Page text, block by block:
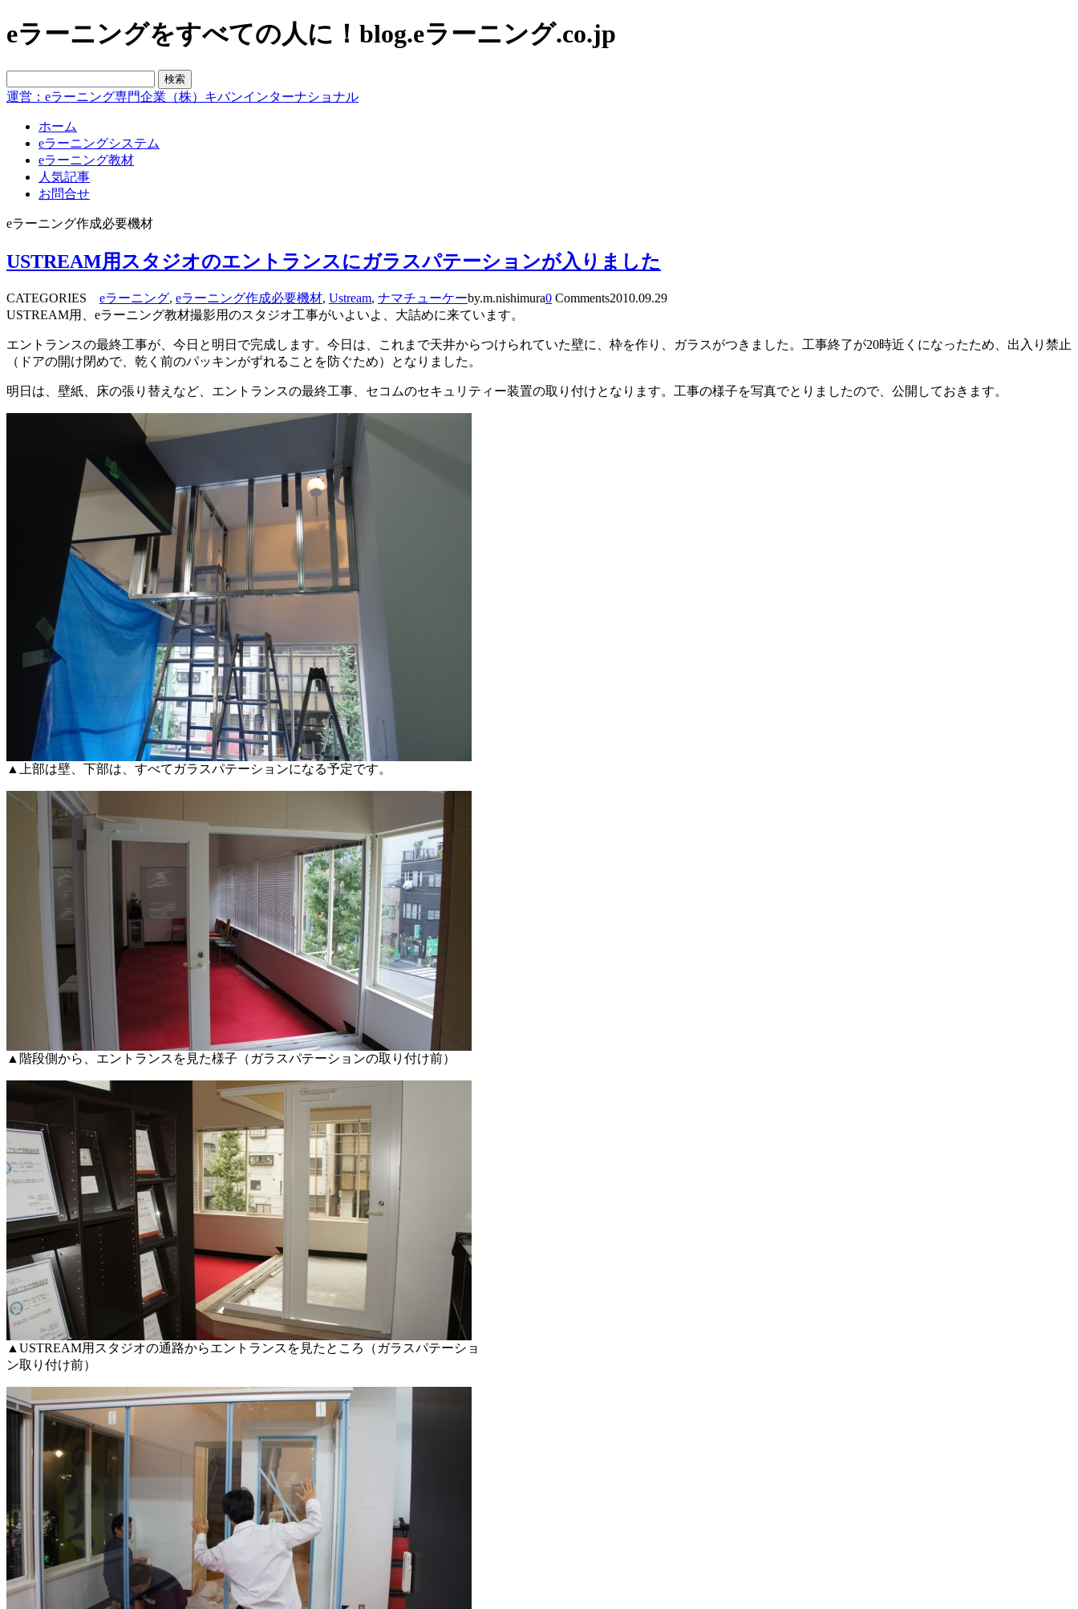
eラーニングをすべての人に！blog.eラーニング.co.jp
運営：eラーニング専門企業（株）キバンインターナショナル
ホーム
eラーニングシステム
eラーニング教材
人気記事
お問合せ
eラーニング作成必要機材
USTREAM用スタジオのエントランスにガラスパテーションが入りました
CATEGORIES eラーニング, eラーニング作成必要機材, Ustream, ナマチューケーby.m.nishimura0 Comments2010.09.29
USTREAM用、eラーニング教材撮影用のスタジオ工事がいよいよ、大詰めに来ています。
エントランスの最終工事が、今日と明日で完成します。今日は、これまで天井からつけられていた壁に、枠を作り、ガラスがつきました。工事終了が20時近くになったため、出入り禁止
（ドアの開け閉めで、乾く前のパッキンがずれることを防ぐため）となりました。
明日は、壁紙、床の張り替えなど、エントランスの最終工事、セコムのセキュリティー装置の取り付けとなります。工事の様子を写真でとりましたので、公開しておきます。
▲上部は壁、下部は、すべてガラスパテーションになる予定です。
▲階段側から、エントランスを見た様子（ガラスパテーションの取り付け前）
▲USTREAM用スタジオの通路からエントランスを見たところ（ガラスパテーショ
ン取り付け前）